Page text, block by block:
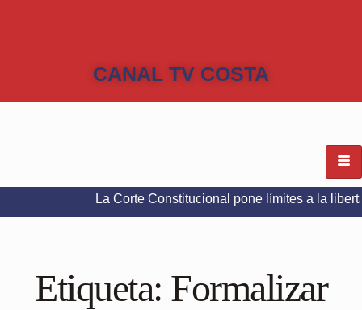
CANAL TV COSTA
La Corte Constitucional pone límites a la libertad de
Etiqueta: Formalizar